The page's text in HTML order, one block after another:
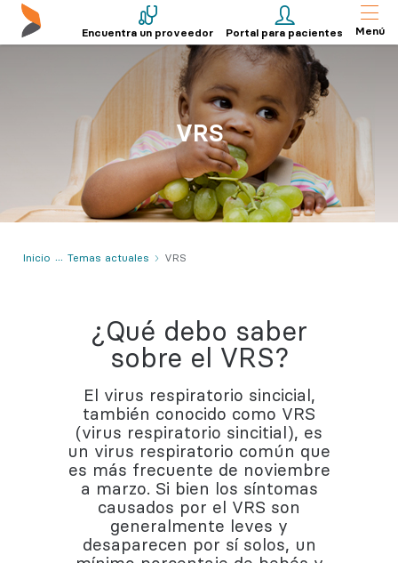
Encuentra un proveedor Portal para pacientes Menú
VRS
Inicio Temas actuales VRS
¿Qué debo saber
sobre el VRS?
El virus respiratorio sincicial,
también conocido como VRS
(virus respiratorio sincitial), es
un virus respiratorio común que
es más frecuente de noviembre
a marzo. Si bien los síntomas
causados por el VRS son
generalmente leves y
desaparecen por sí solos, un